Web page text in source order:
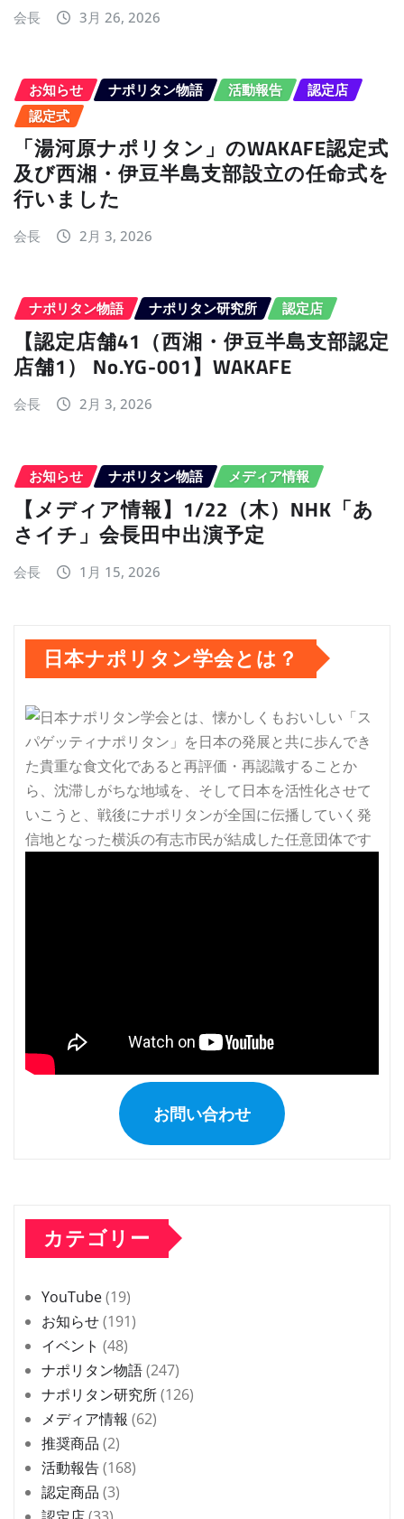
会長 3月 26, 2026
お知らせ ナポリタン物語 活動報告
認定店
認定式
「湯河原ナポリタン」のWAKAFE認定式
及び西湘・伊豆半島支部設立の任命式を
行いました
会長 2月 3, 2026
ナポリタン物語 ナポリタン研究所 認定店
【認定店舗41（西湘・伊豆半島支部認定
店舗1） No.YG-001】WAKAFE
会長 2月 3, 2026
お知らせ ナポリタン物語 メディア情報
【メディア情報】1/22（木）NHK「あ
さイチ」会長田中出演予定
会長 1月 15, 2026
日本ナポリタン学会とは？
お問い合わせ
カテゴリー
YouTube(19)
お知らせ(191)
イベント (48)
ナポリタン物語(247)
ナポリタン研究所(126)
メディア情報 (62)
推奨商品 (2)
活動報告(168)
認定商品 (3)